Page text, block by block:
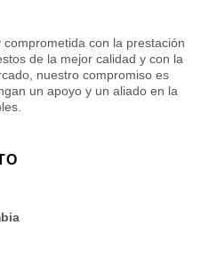
con la prestación
de la mejor calidad y con la
nuestro compromiso es
un apoyo y un aliado en la